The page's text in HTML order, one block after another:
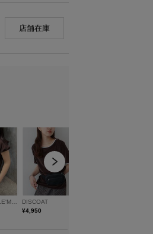
店舗在庫